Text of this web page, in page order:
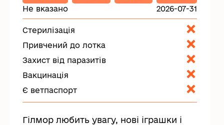
Не вказано
2026-07-31
Стерилізація
Привчений до лотка
Захист від паразитів
Вакцинація
Є ветпаспорт
Гілмор любить увагу, нові іграшки і